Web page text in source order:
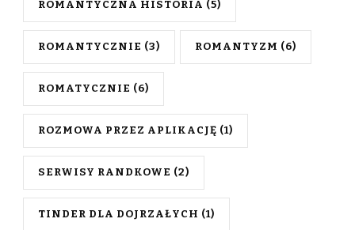
ROMANTYCZNA HISTORIA (5)
ROMANTYCZNIE (3) ROMANTYZM (6)
ROMATYCZNIE (6)
ROZMOWA PRZEZ APLIKACJĘ (1)
SERWISY RANDKOWE (2)
TINDER DLA DOJRZAŁYCH (1)